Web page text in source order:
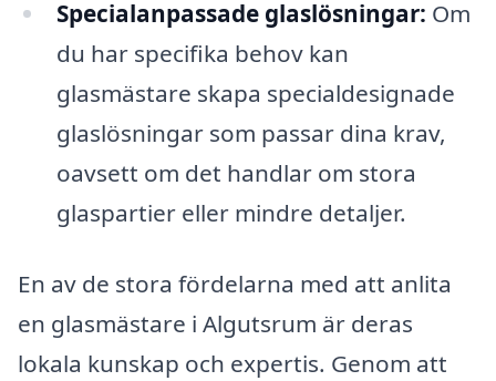
Specialanpassade glaslösningar: Om
du har specifika behov kan
glasmästare skapa specialdesignade
glaslösningar som passar dina krav,
oavsett om det handlar om stora
glaspartier eller mindre detaljer.
En av de stora fördelarna med att anlita
en glasmästare i Algutsrum är deras
lokala kunskap och expertis. Genom att